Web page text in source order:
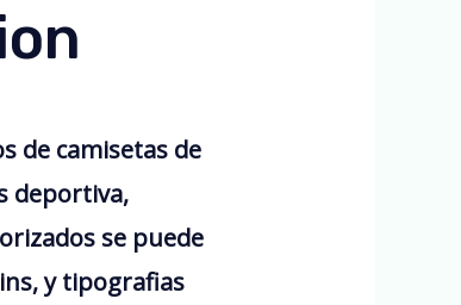
de camisetas de
deportiva,
se puede
y tipografias